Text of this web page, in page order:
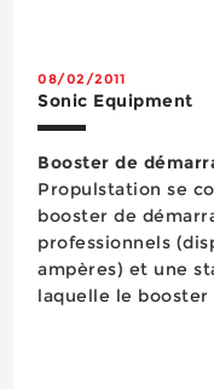
08/02/2011
Sonic Equipment
Booster de
Propulstation se
booster de
professionnels
ampères) et une
laquelle le booster